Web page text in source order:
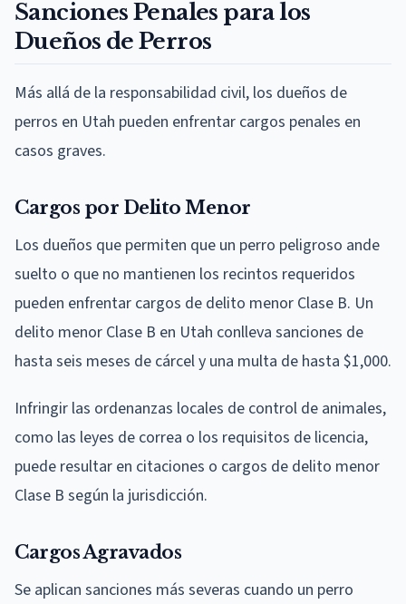
Sanciones Penales para los
Dueños de Perros
Más allá de la responsabilidad civil, los dueños de
perros en Utah pueden enfrentar cargos penales en
casos graves.
Cargos por Delito Menor
Los dueños que permiten que un perro peligroso ande
suelto o que no mantienen los recintos requeridos
pueden enfrentar cargos de delito menor Clase B. Un
delito menor Clase B en Utah conlleva sanciones de
hasta seis meses de cárcel y una multa de hasta $1,000.
Infringir las ordenanzas locales de control de animales,
como las leyes de correa o los requisitos de licencia,
puede resultar en citaciones o cargos de delito menor
Clase B según la jurisdicción.
Cargos Agravados
Se aplican sanciones más severas cuando un perro